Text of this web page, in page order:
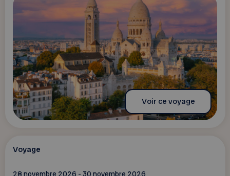
Voir ce voyage
Voyage
28 novembre 2026 - 30 novembre 2026